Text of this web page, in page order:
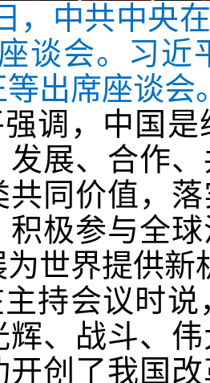
，中共中央
谈会。习
出席座谈会
调，中国
发展、合作
共同价值，
积极参与全
世界提供新
持会议时
辉、战斗、
开创了我国